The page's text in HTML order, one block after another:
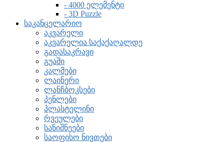
- 4000 ელემენტი
- 3D Puzzle
საკანცელარიო
აკვარელი
აკვარელია საქაქაღალდე
გადასაკრავი
გუაში
კალმები
ლაინერი
ლანჩბოკსები
პენლები
პლასტელინი
რვეულები
სანიშნეები
საოფისო ნივთები